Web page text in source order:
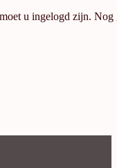
u ingelogd zijn. Nog